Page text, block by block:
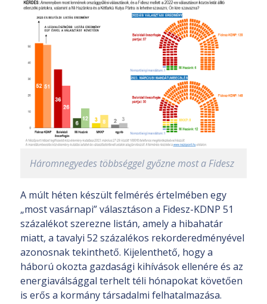
Háromnegyedes többséggel győzne most a Fidesz
A múlt héten készült felmérés értelmében egy
„most vasárnapi” választáson a Fidesz-KDNP 51
százalékot szerezne listán, amely a hibahatár
miatt, a tavalyi 52 százalékos rekorderedményével
azonosnak tekinthető. Kijelenthető, hogy a
háború okozta gazdasági kihívások ellenére és az
energiaválsággal terhelt téli hónapokat követően
is erős a kormány társadalmi felhatalmazása.